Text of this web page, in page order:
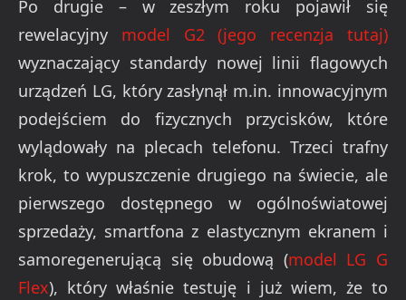
Po drugie – w zeszłym roku pojawił się
rewelacyjny model G2 (jego recenzja tutaj)
wyznaczający standardy nowej linii flagowych
urządzeń LG, który zasłynął m.in. innowacyjnym
podejściem do fizycznych przycisków, które
wylądowały na plecach telefonu. Trzeci trafny
krok, to wypuszczenie drugiego na świecie, ale
pierwszego dostępnego w ogólnoświatowej
sprzedaży, smartfona z elastycznym ekranem i
samoregenerującą się obudową (model LG G
Flex), który właśnie testuję i już wiem, że to